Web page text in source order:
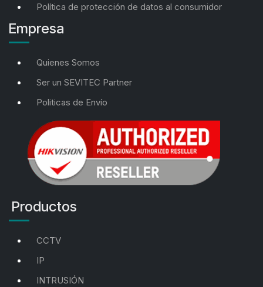
Política de protección de datos al consumidor
Empresa
Quienes Somos
Ser un SEVITEC Partner
Politicas de Envío
Productos
CCTV
IP
INTRUSIÓN